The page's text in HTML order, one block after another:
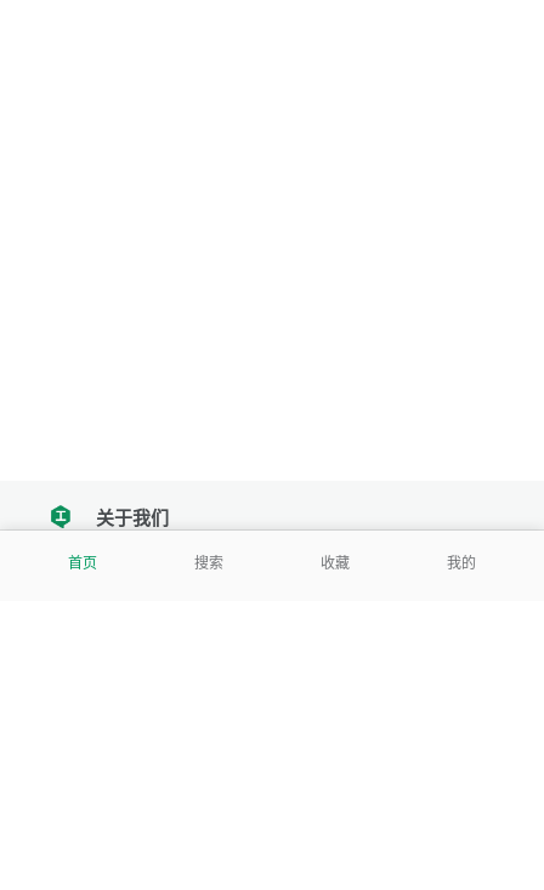
首页 搜索 收藏 我的
tencent关于我们
我们努力把每一个工具做成批量处理的产品